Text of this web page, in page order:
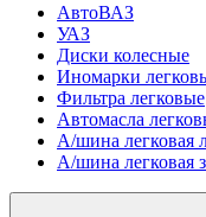
АвтоВАЗ
УАЗ
Диски колесные
Иномарки
Фильтра легковые
Автомасла
А/шина легковая
А/шина легковая